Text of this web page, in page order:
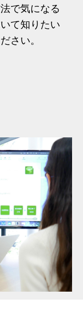
で気になる
て知りたい
さい。